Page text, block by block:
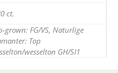
ct.
grown: FG/VS, Naturlige
Top
wesselton GH/SI1